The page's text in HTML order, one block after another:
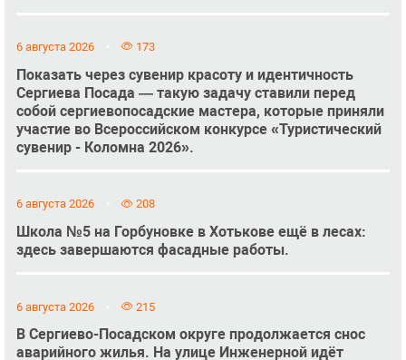
6 августа 2026 173
Показать через сувенир красоту и идентичность
Сергиева Посада — такую задачу ставили перед
собой сергиевопосадские мастера, которые приняли
участие во Всероссийском конкурсе «Туристический
сувенир - Коломна 2026».
6 августа 2026 208
Школа №5 на Горбуновке в Хотькове ещё в лесах:
здесь завершаются фасадные работы.
6 августа 2026 215
В Сергиево-Посадском округе продолжается снос
аварийного жилья. На улице Инженерной идёт